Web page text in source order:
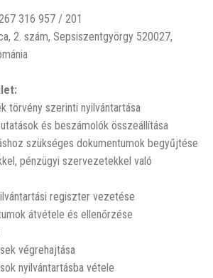
316 957 / 201
2. szám, Sepsiszentgyörgy 520027,
törvény szerinti nyilvántartása
és beszámolók összeállítása
szükséges dokumentumok begyűjtése
pénzügyi szervezetekkel való
regiszter vezetése
átvétele és ellenőrzése
végrehajtása
nyilvántartásba vétele